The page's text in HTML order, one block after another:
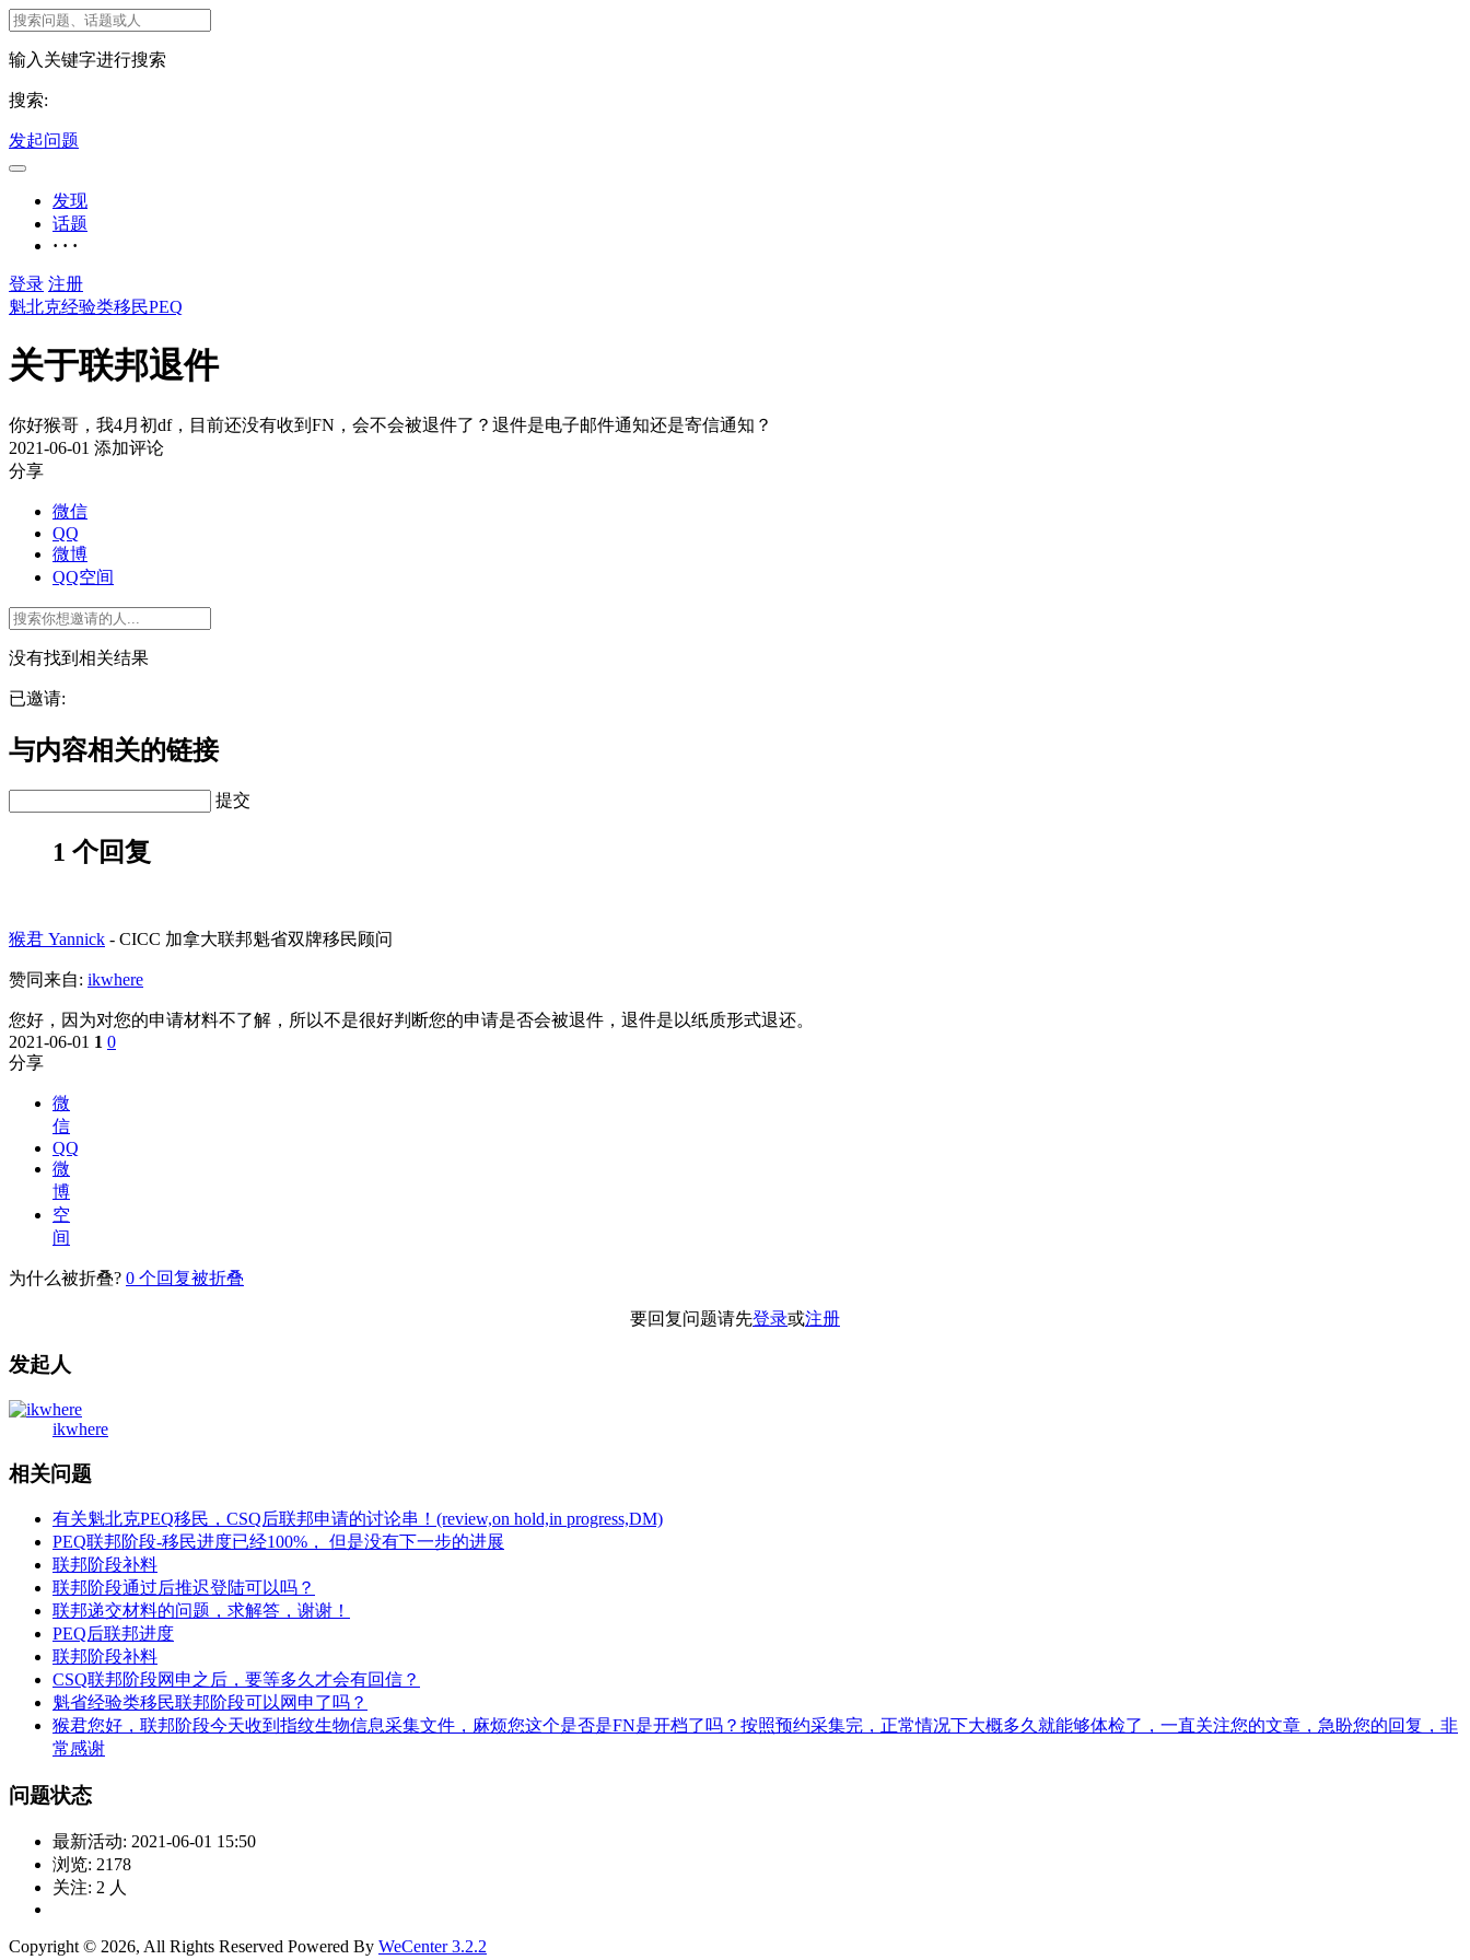
输入关键字进行搜索
搜索:
发起问题
发现
话题
· · ·
登录 注册
魁北克经验类移民PEQ
关于联邦退件
你好猴哥，我4月初df，目前还没有收到FN，会不会被退件了？退件是电子邮件通知还是寄信通知？
2021-06-01 添加评论
分享
微信
QQ
微博
QQ空间
没有找到相关结果
已邀请:
与内容相关的链接
提交
1 个回复
猴君 Yannick - CICC 加拿大联邦魁省双牌移民顾问
赞同来自: ikwhere
您好，因为对您的申请材料不了解，所以不是很好判断您的申请是否会被退件，退件是以纸质形式退还。
2021-06-01 1 0
分享
微
信
QQ
微
博
空
间
为什么被折叠? 0 个回复被折叠
要回复问题请先登录或注册
发起人
ikwhere
相关问题
有关魁北克PEQ移民，CSQ后联邦申请的讨论串！(review,on hold,in progress,DM)
PEQ联邦阶段-移民进度已经100%， 但是没有下一步的进展
联邦阶段补料
联邦阶段通过后推迟登陆可以吗？
联邦递交材料的问题，求解答，谢谢！
PEQ后联邦进度
联邦阶段补料
CSQ联邦阶段网申之后，要等多久才会有回信？
魁省经验类移民联邦阶段可以网申了吗？
猴君您好，联邦阶段今天收到指纹生物信息采集文件，麻烦您这个是否是FN是开档了吗？按照预约采集完，正常情况下大概多久就能够体检了，一直关注您的文章，急盼您的回复，非
常感谢
问题状态
最新活动: 2021-06-01 15:50
浏览: 2178
关注: 2 人
Copyright © 2026, All Rights Reserved Powered By WeCenter 3.2.2